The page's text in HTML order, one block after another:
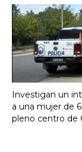
Investigan un
a una mujer de
pleno centro de